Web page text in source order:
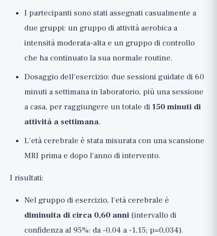
I partecipanti sono stati assegnati casualmente a
due gruppi: un gruppo di attività aerobica a
intensità moderata-alta e un gruppo di controllo
che ha continuato la sua normale routine.
Dosaggio dell'esercizio: due sessioni guidate di 60
minuti a settimana in laboratorio, più una sessione
a casa, per raggiungere un totale di150 minuti di
attività a settimana.
L'età cerebrale è stata misurata con una scansione
MRI prima e dopo l'anno di intervento.
I risultati:
Nel gruppo di esercizio, l'età cerebrale è
diminuita di circa 0,60 anni (intervallo di
confidenza al 95%: da -0,04 a -1,15; p=0,034).